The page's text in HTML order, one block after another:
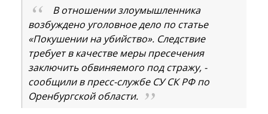
В отношении злоумышленника
возбуждено уголовное дело по статье
«Покушении на убийство». Следствие
требует в качестве меры пресечения
заключить обвиняемого под стражу, -
сообщили в пресс-службе СУ СК РФ по
Оренбургской области.